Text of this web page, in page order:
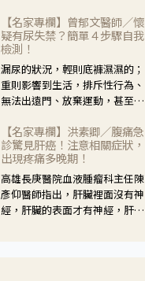
了，這時候就要使用菊花、金銀
花來治療；假如單純的眼睛乾
澀，結膜沒有紅，眼睛周圍沒有
眼屎，這種情況是屬於「陰
虛」，就可以使用枸杞、蓮藕、
麥門冬、山藥等比較滋潤的藥
特別注意用法用量，使用過多或
是浸泡太久，容易腐蝕蔬菜的纖
維，讓菜軟掉不清脆。
【名家專欄】曾郁文醫師／懷
疑有尿失禁？簡單４步驟自我
檢測！
漏尿的狀況，輕則底褲濕濕的；
重則影響到生活，排斥性行為、
無法出遠門、放棄運動，甚至怕
禁」的症狀，長期下來不敢與朋
友往來，低潮陰霾造成憂鬱症。
【名家專欄】洪素卿／腹痛急
診驚見肝癌！注意相關症狀，
出現疼痛多晚期！
高雄長庚醫院血液腫瘤科主任陳
彥仰醫師指出，肝臟裡面沒有神
經，肝臟的表面才有神經，肝臟